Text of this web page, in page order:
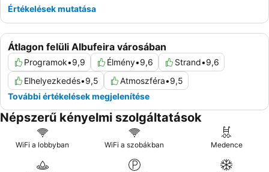
Átlagon felüli Albufeira városában
Programok•9,9 Élmény•9,6 Strand•9,6
Elhelyezkedés•9,5 Atmoszféra•9,5
További értékelések megjelenítése
Értékelések mutatása
Népszerű kényelmi szolgáltatások
WiFi a lobbyban WiFi a szobákban Medence